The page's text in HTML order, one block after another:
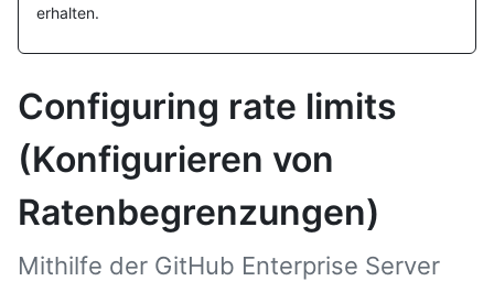
erhalten.
Configuring rate limits
(Konfigurieren von
Ratenbegrenzungen)
Mithilfe der GitHub Enterprise Server